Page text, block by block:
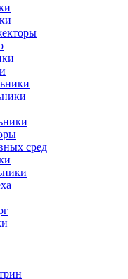
сред